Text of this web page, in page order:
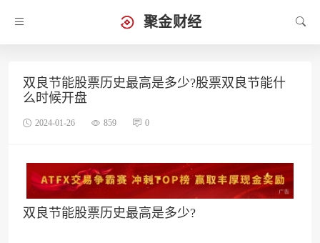
聚金财经
双良节能股票历史最高是多少?股票双良节能什
么时候开盘
2024-01-26 859 0
双良节能股票历史最高是多少?